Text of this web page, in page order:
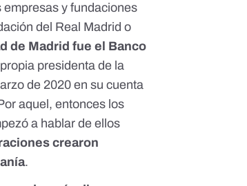
empresas y fundaciones
del Real Madrid o
de Madrid fue el Banco
presidenta de la
de 2020 en su cuenta
aquel, entonces los
a hablar de ellos
crearon
.